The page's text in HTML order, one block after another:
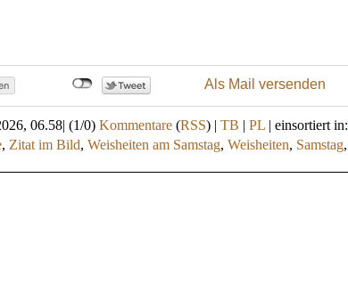
Als Mail versenden
06.58| (1/0) Kommentare (RSS) | TB | PL | einsortiert in:
, Zitat im Bild, Weisheiten am Samstag, Weisheiten, Samstag,